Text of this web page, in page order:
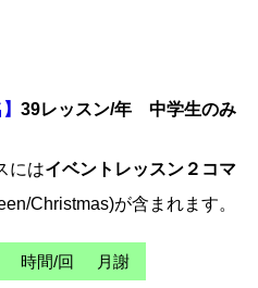
39レッスン/年 中学生のみ
にはイベントレッスン２コマ
Christmas)が含まれます。
時間/回 月謝